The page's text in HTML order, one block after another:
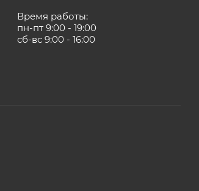
Время работы:
пн-пт 9:00 - 19:00
сб-вс 9:00 - 16:00